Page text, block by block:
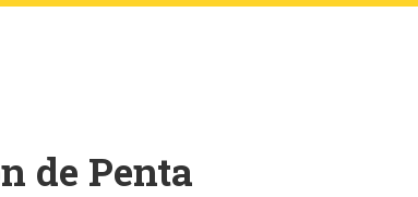
de Penta